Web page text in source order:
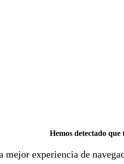
Hemos detectado
mejor experiencia de